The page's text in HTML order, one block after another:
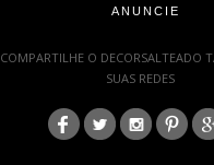
ANUNCIE
COMPARTILHE O DECORSALTEADO
SUAS REDES